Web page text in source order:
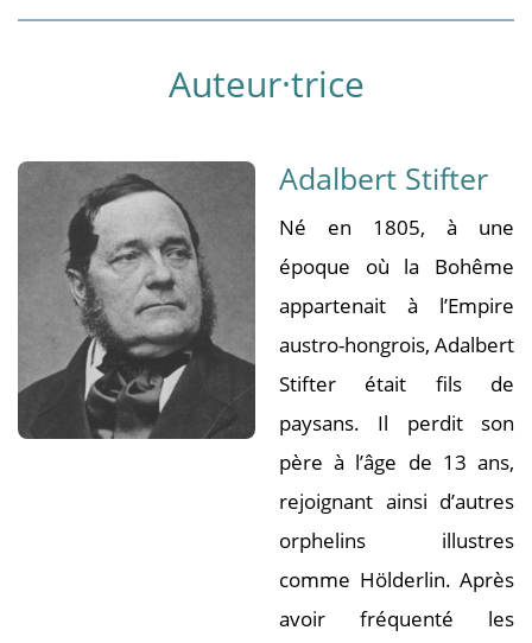
Auteur·trice
Adalbert Stifter
Né en 1805, à une
époque où la Bohême
appartenait à l’Empire
austro-hongrois, Adalbert
Stifter était fils de
paysans. Il perdit son
père à l’âge de 13 ans,
rejoignant ainsi d’autres
orphelins illustres
comme Hölderlin. Après
avoir fréquenté les